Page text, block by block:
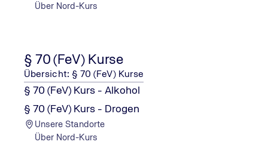
Über Nord-Kurs
§ 70 (FeV) Kurse
Übersicht: § 70 (FeV) Kurse
§ 70 (FeV) Kurs - Alkohol
§ 70 (FeV) Kurs - Drogen
Unsere Standorte
Über Nord-Kurs